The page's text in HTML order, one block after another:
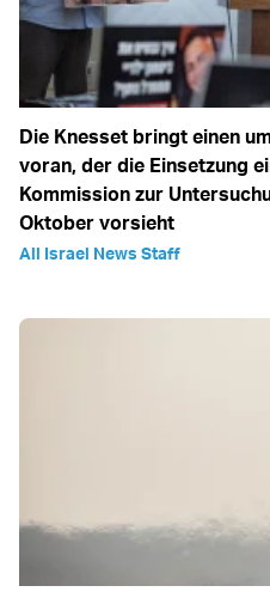
Die Knesset bringt einen
voran, der die Einsetzung
Kommission zur
Oktober vorsieht
All Israel News Staff